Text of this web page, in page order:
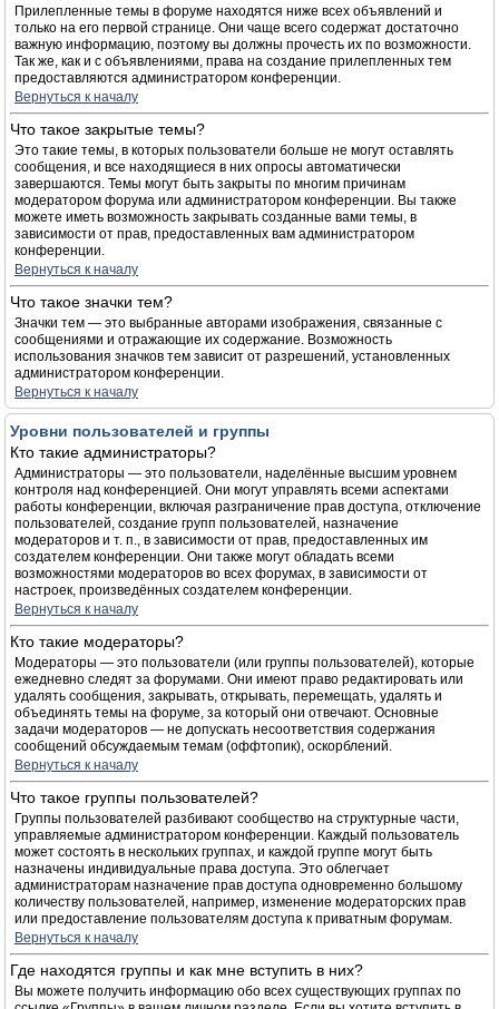
Прилепленные темы в форуме находятся ниже всех объявлений и
только на его первой странице. Они чаще всего содержат достаточно
важную информацию, поэтому вы должны прочесть их по возможности.
Так же, как и с объявлениями, права на создание прилепленных тем
предоставляются администратором конференции.
Вернуться к началу
Что такое закрытые темы?
Это такие темы, в которых пользователи больше не могут оставлять
сообщения, и все находящиеся в них опросы автоматически
завершаются. Темы могут быть закрыты по многим причинам
модератором форума или администратором конференции. Вы также
можете иметь возможность закрывать созданные вами темы, в
зависимости от прав, предоставленных вам администратором
конференции.
Вернуться к началу
Что такое значки тем?
Значки тем — это выбранные авторами изображения, связанные с
сообщениями и отражающие их содержание. Возможность
использования значков тем зависит от разрешений, установленных
администратором конференции.
Вернуться к началу
Уровни пользователей и группы
Кто такие администраторы?
Администраторы — это пользователи, наделённые высшим уровнем
контроля над конференцией. Они могут управлять всеми аспектами
работы конференции, включая разграничение прав доступа, отключение
пользователей, создание групп пользователей, назначение
модераторов и т. п., в зависимости от прав, предоставленных им
создателем конференции. Они также могут обладать всеми
возможностями модераторов во всех форумах, в зависимости от
настроек, произведённых создателем конференции.
Вернуться к началу
Кто такие модераторы?
Модераторы — это пользователи (или группы пользователей), которые
ежедневно следят за форумами. Они имеют право редактировать или
удалять сообщения, закрывать, открывать, перемещать, удалять и
объединять темы на форуме, за который они отвечают. Основные
задачи модераторов — не допускать несоответствия содержания
сообщений обсуждаемым темам (оффтопик), оскорблений.
Вернуться к началу
Что такое группы пользователей?
Группы пользователей разбивают сообщество на структурные части,
управляемые администратором конференции. Каждый пользователь
может состоять в нескольких группах, и каждой группе могут быть
назначены индивидуальные права доступа. Это облегчает
администраторам назначение прав доступа одновременно большому
количеству пользователей, например, изменение модераторских прав
или предоставление пользователям доступа к приватным форумам.
Вернуться к началу
Где находятся группы и как мне вступить в них?
Вы можете получить информацию обо всех существующих группах по